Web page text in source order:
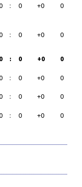
: 0 +0 0
: 0 +0 0
0 : 0 +0 0
: 0 +0
0
: 0 +0 0
: 0 +0 0